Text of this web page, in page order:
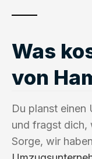
Was
von
Du planst einen
und fragst dich,
Sorge, wir